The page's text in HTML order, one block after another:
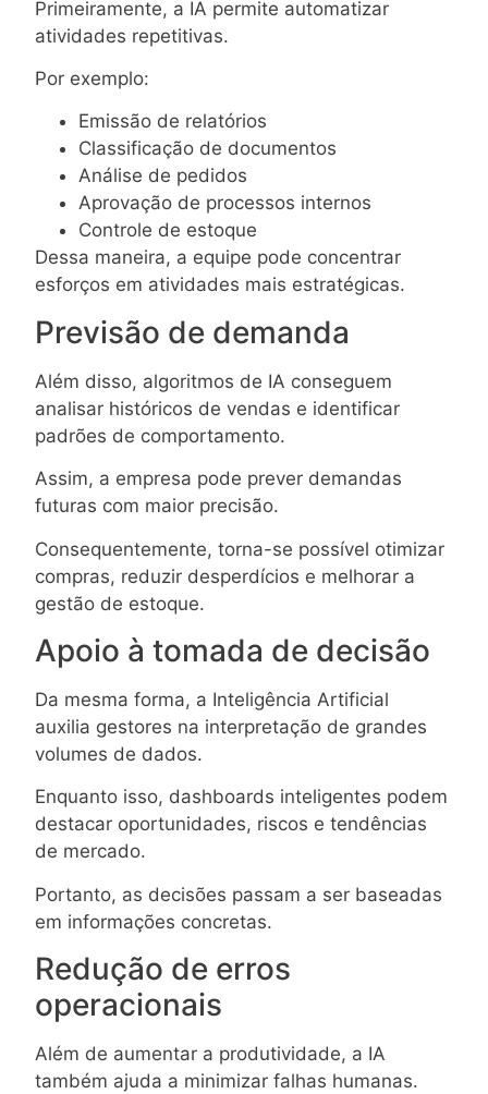
Primeiramente, a IA permite automatizar
atividades repetitivas.
Por exemplo:
Emissão de relatórios
Classificação de documentos
Análise de pedidos
Aprovação de processos internos
Controle de estoque
Dessa maneira, a equipe pode concentrar
esforços em atividades mais estratégicas.
Previsão de demanda
Além disso, algoritmos de IA conseguem
analisar históricos de vendas e identificar
padrões de comportamento.
Assim, a empresa pode prever demandas
futuras com maior precisão.
Consequentemente, torna-se possível otimizar
compras, reduzir desperdícios e melhorar a
gestão de estoque.
Apoio à tomada de decisão
Da mesma forma, a Inteligência Artificial
auxilia gestores na interpretação de grandes
volumes de dados.
Enquanto isso, dashboards inteligentes podem
destacar oportunidades, riscos e tendências
de mercado.
Portanto, as decisões passam a ser baseadas
em informações concretas.
Redução de erros
operacionais
Além de aumentar a produtividade, a IA
também ajuda a minimizar falhas humanas.